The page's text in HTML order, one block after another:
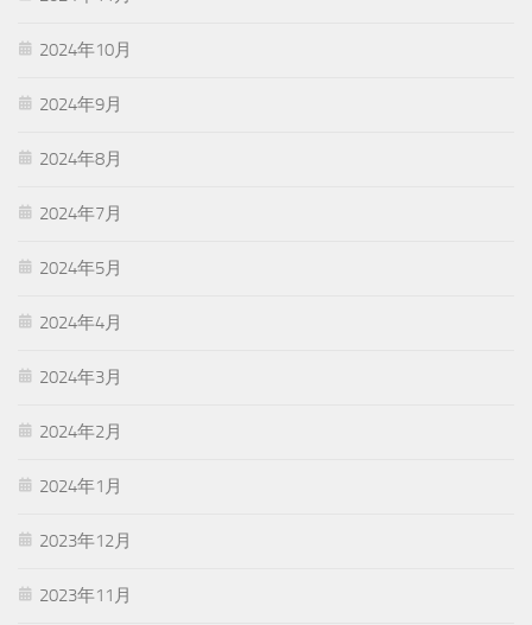
2024年10月
2024年9月
2024年8月
2024年7月
2024年5月
2024年4月
2024年3月
2024年2月
2024年1月
2023年12月
2023年11月